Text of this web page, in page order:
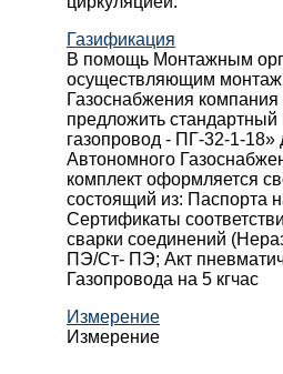
Газификация
В помощь Монтажным
осуществляющим
Газоснабжения
предложить
газопровод - ПГ-32-1-18»
Автономного
комплект оформляется
состоящий из: Паспорта
Сертификаты
сварки соединений
ПЭ/Ст- ПЭ; Акт
Газопровода на 5 кгчас
Измерение
Измерение